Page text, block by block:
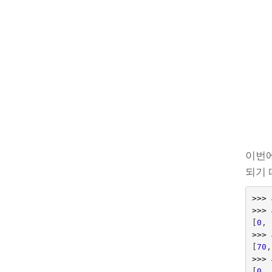
이번
되기
>>>
>>>
0 ,
>>>
70 ,
>>>